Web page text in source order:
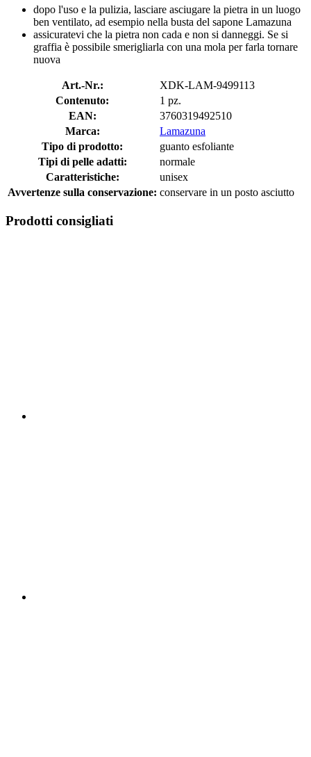
dopo l'uso e la pulizia, lasciare asciugare la pietra in un luogo
ben ventilato, ad esempio nella busta del sapone Lamazuna
assicuratevi che la pietra non cada e non si danneggi. Se si
graffia è possibile smerigliarla con una mola per farla tornare
nuova
Art.-Nr.:
XDK-LAM-9499113
Contenuto:
1 pz.
EAN:
3760319492510
Marca:
Lamazuna
Tipo di prodotto:
guanto esfoliante
Tipi di pelle adatti:
normale
Caratteristiche:
unisex
Avvertenze sulla conservazione: conservare in un posto asciutto
Prodotti consigliati